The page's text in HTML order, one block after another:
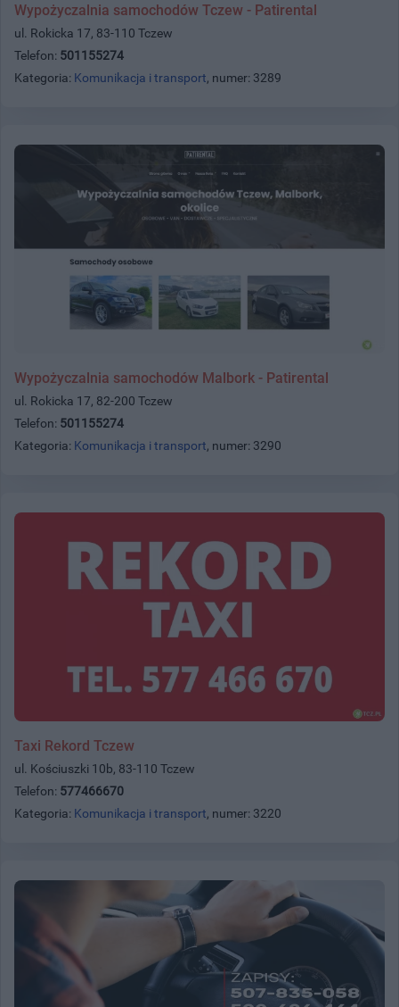
Wypożyczalnia samochodów Tczew - Patirental
ul. Rokicka 17, 83-110 Tczew
Telefon: 501155274
Kategoria: Komunikacja i transport, numer: 3289
Wypożyczalnia samochodów Malbork - Patirental
ul. Rokicka 17, 82-200 Tczew
Telefon: 501155274
Kategoria: Komunikacja i transport, numer: 3290
Taxi Rekord Tczew
ul. Kościuszki 10b, 83-110 Tczew
Telefon: 577466670
Kategoria: Komunikacja i transport, numer: 3220